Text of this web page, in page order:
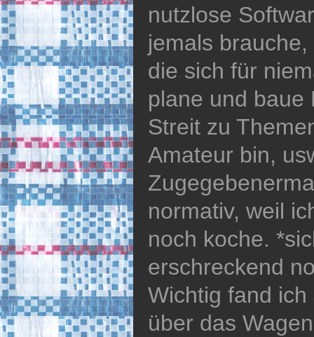
nutzlose
jemals
die sich für
plane und baue
Streit zu
Amateur bin,
normativ, weil
noch koche.
erschreckend
Wichtig fand
über das